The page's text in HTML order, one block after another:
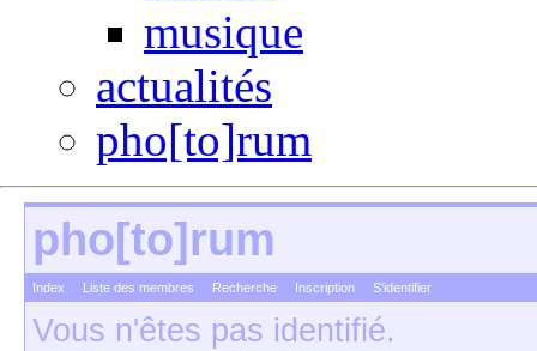
musique
actualités
pho[to]rum
pho[to]rum
Index Liste des membres Recherche Inscription S'identifier
Vous n'êtes pas identifié.